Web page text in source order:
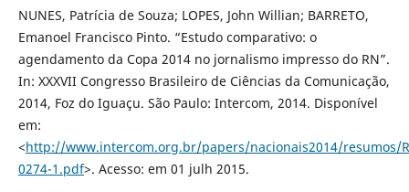
NUNES, Patrícia de Souza; LOPES, John Willian; BARRETO,
Emanoel Francisco Pinto. “Estudo comparativo: o
agendamento da Copa 2014 no jornalismo impresso do RN”.
In: XXXVII Congresso Brasileiro de Ciências da Comunicação,
2014, Foz do Iguaçu. São Paulo: Intercom, 2014. Disponível
em:
<http://www.intercom.org.br/papers/nacionais2014/resumos/
0274-1.pdf>. Acesso: em 01 julh 2015.